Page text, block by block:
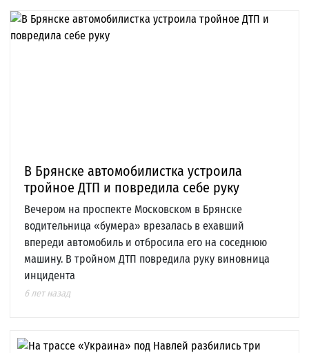
В Брянске автомобилистка устроила
тройное ДТП и повредила себе руку
Вечером на проспекте Московском в Брянске
водительница «бумера» врезалась в ехавший
впереди автомобиль и отбросила его на соседнюю
машину. В тройном ДТП повредила руку виновница
инцидента
6 лет назад